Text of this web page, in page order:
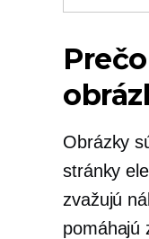
Obrázky
stránky
zvažujú
pomáhajú